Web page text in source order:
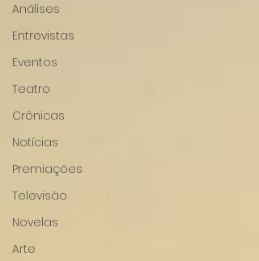
Análises
Entrevistas
Eventos
Teatro
Crônicas
Notícias
Premiações
Televisão
Novelas
Arte